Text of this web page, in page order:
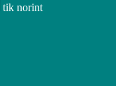
tik norint